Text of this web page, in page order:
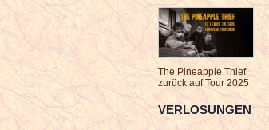
The Pineapple Thief
zurück auf Tour 2025
VERLOSUNGEN